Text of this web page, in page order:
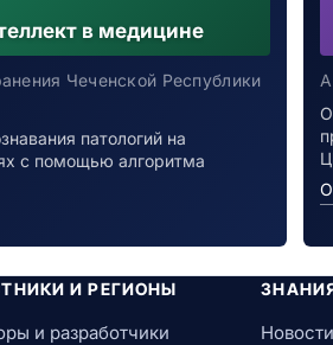
в медицине
Чеченской Республики
патологий на
с помощью алгоритма
И РЕГИОНЫ
и разработчики